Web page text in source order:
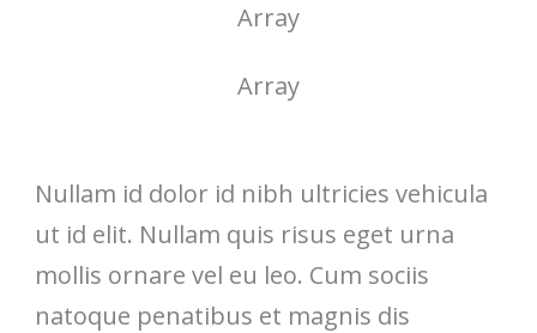
Array
Array
Nullam id dolor id nibh ultricies vehicula
ut id elit. Nullam quis risus eget urna
mollis ornare vel eu leo. Cum sociis
natoque penatibus et magnis dis